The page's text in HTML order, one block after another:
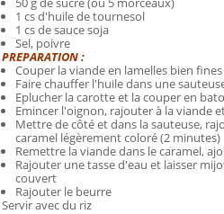
1 cs d'huile de tournesol
1 cs de sauce soja
Sel, poivre
PREPARATION :
Couper la viande en lamelles bien fines
Faire chauffer l'huile dans une
Eplucher la carotte et la couper en
Emincer l'oignon, rajouter à la viande
Mettre de côté et dans la sauteuse,
caramel légèrement coloré (2 minutes)
Remettre la viande dans le caramel,
Rajouter une tasse d'eau et laisser
couvert
Rajouter le beurre
Servir avec du riz